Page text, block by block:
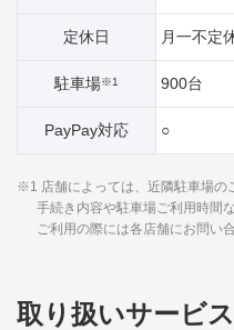
定休日 月一不定
駐車場※1 900台
PayPay対応 ○
※1 店舗によっては、近隣駐車場の
手続き内容や駐車場ご利用時間
ご利用の際には各店舗にお問い
取り扱いサービス